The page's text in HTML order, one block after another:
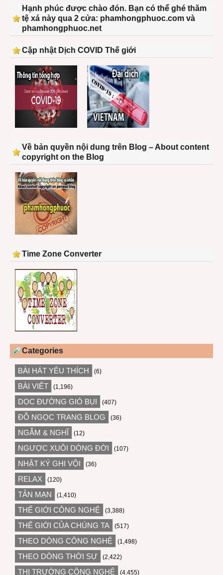
Hạnh phúc được chào đón. Bạn có thể ghé thăm
tệ xá này qua 2 cửa: phamhongphuoc.com và
phamhongphuoc.net
Cập nhật Dịch COVID Thế giới
Về bản quyền nội dung trên Blog – About content
copyright on the Blog
Time Zone Converter
Categories
BÀI HÁT YÊU THÍCH (6)
BÀI VIẾT (1,196)
DỌC ĐƯỜNG GIÓ BỤI (407)
ĐỖ NGỌC TRANG BLOG (36)
NGẪM & NGHĨ (12)
NGƯỢC XUÔI DÒNG ĐỜI (107)
NHẬT KÝ GHI VỘI (36)
RELAX (120)
TẢN MẠN (1,410)
THẾ GIỚI CÔNG NGHỆ (3,388)
THẾ GIỚI CỦA CHÚNG TA (517)
THEO DÒNG CÔNG NGHỆ (1,498)
THEO DÒNG THỜI SỰ (2,422)
THỊ TRƯỜNG CÔNG NGHỆ (4,455)